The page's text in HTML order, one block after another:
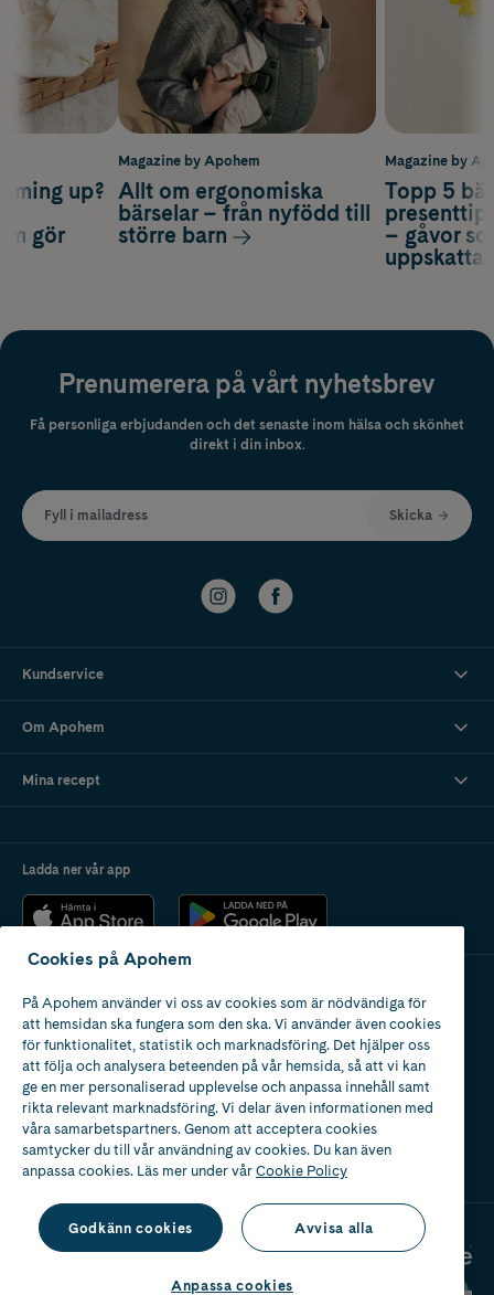
Magazine by
Topp 5
– gåvor
up?
gör
Magazine by Apohem
Allt om ergonomiska
bärselar – från nyfödd till
större barn
Prenumerera på vårt nyhetsbrev
Få personliga erbjudanden och det senaste inom hälsa och skönhet
direkt i din inbox.
Fyll i mailadress Skicka
Kundservice
Om Apohem
Mina recept
Ladda ner vår app
Apotek med tillstånd
av Läkemedelsverket
Cookies på Apohem
På Apohem använder vi oss av cookies som är nödvändiga för
att hemsidan ska fungera som den ska. Vi använder även cookies
för funktionalitet, statistik och marknadsföring. Det hjälper oss
att följa och analysera beteenden på vår hemsida, så att vi kan
ge en mer personaliserad upplevelse och anpassa innehåll samt
rikta relevant marknadsföring. Vi delar även informationen med
våra samarbetspartners. Genom att acceptera cookies
samtycker du till vår användning av cookies. Du kan även
anpassa cookies. Läs mer under vårCookie Policy
Godkänn cookies Avvisa alla
Anpassa cookies